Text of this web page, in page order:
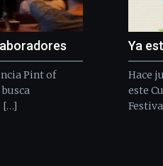
Pint of
[…]
Ya
Hace
este